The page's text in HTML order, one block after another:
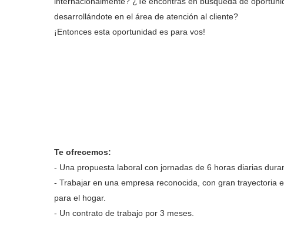
desarrollándote en el área de atención al cliente?
¡Entonces esta oportunidad es para vos!
Te ofrecemos:
- Una propuesta laboral con jornadas de 6 horas diarias
- Trabajar en una empresa reconocida, con gran trayectoria
para el hogar.
- Un contrato de trabajo por 3 meses.